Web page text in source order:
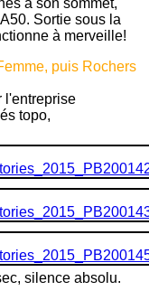
à son sommet,
Sortie sous la
à merveille!
puis Rochers
l'entreprise
topo,
silence absolu.